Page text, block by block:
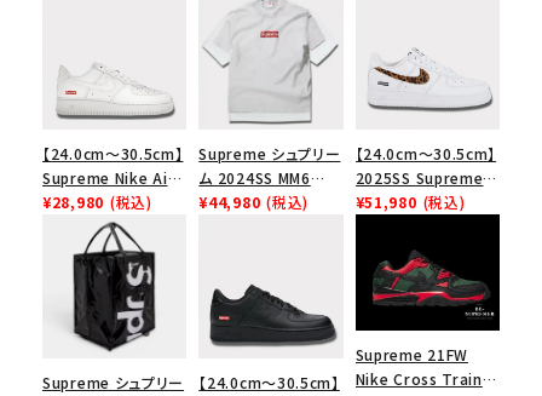
【24.0cm～30.5cm】
Supreme Nike Air
Force 1 Low シュプ
リーム ナイキエアフォ
ース１スニーカー シ
ューズ ホワイト
¥28,980 (税込)
Supreme シュプリー
ム 2024SS MM6
Maison Margiela
ワイト 白
¥44,980 (税込)
【24.0cm～30.5cm】
2025SS Supreme
GOODENOUGH
Low AF1 シュプリー
ムグッドイナフ ナイキ
エアフォース１スニー
カー シューズ ホワイ
ト
¥51,980 (税込)
Supreme シュプリー 【24.0cm～30.5cm】
Supreme 21FW
Nike Cross Trainer